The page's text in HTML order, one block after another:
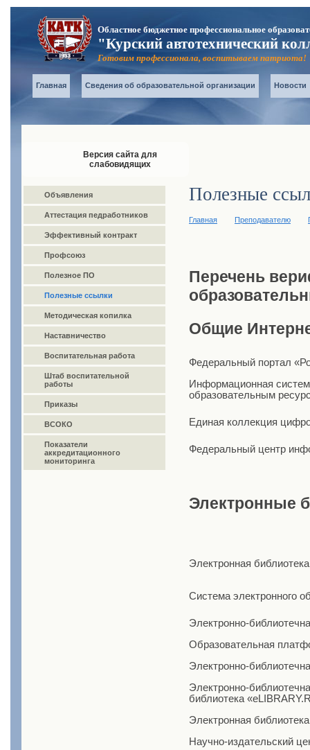
Областное бюджетное профессиональное
"Курский автотехнический
Готовим профессионала, воспитываем патриота!
Главная Сведения об образовательной организации Новости
Версия сайта для
слабовидящих
Объявления
Аттестация педработников
Эффективный контракт
Профсоюз
Полезное ПО
Полезные ссылки
Методическая копилка
Наставничество
Воспитательная работа
Штаб воспитательной
работы
Приказы
ВСОКО
Показатели
аккредитационного
мониторинга
Полезные
Главная Преподавателю
Перечень
Общие
Федеральный портал
Информационная
образовательным
Единая коллекция
Федеральный центр
Электронные
Электронная
Система электронного
Электронно-
Образовательная
Электронно-
Электронно-
библиотека
Электронная
Научно-издательский